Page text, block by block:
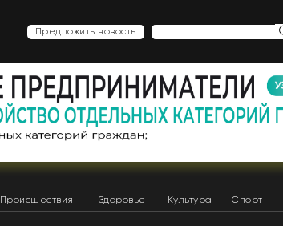
Предложить новость
Происшествия Здоровье Культура Спорт